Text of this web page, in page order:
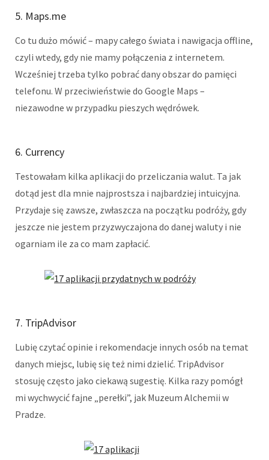
5. Maps.me
Co tu dużo mówić – mapy całego świata i nawigacja offline,
czyli wtedy, gdy nie mamy połączenia z internetem.
Wcześniej trzeba tylko pobrać dany obszar do pamięci
telefonu. W przeciwieństwie do Google Maps –
niezawodne w przypadku pieszych wędrówek.
6. Currency
Testowałam kilka aplikacji do przeliczania walut. Ta jak
dotąd jest dla mnie najprostsza i najbardziej intuicyjna.
Przydaje się zawsze, zwłaszcza na początku podróży, gdy
jeszcze nie jestem przyzwyczajona do danej waluty i nie
ogarniam ile za co mam zapłacić.
7. TripAdvisor
Lubię czytać opinie i rekomendacje innych osób na temat
danych miejsc, lubię się też nimi dzielić. TripAdvisor
stosuję często jako ciekawą sugestię. Kilka razy pomógł
mi wychwycić fajne „perełki”, jak Muzeum Alchemii w
Pradze.